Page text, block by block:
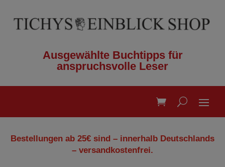
Ausgewählte Buchtipps für
anspruchsvolle Leser
Bestellungen ab 25€ sind – innerhalb Deutschlands
– versandkostenfrei.